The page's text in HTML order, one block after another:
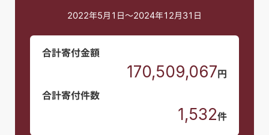
2022年5月1日～2024年12月31日
合計寄付金額
170,509,067 円
合計寄付件数
1,532件